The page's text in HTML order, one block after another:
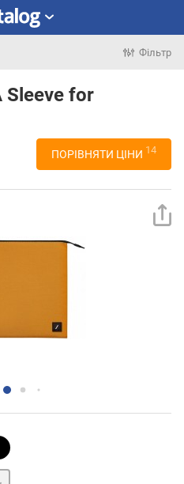
Фільтр
Sleeve for
ПОРІВНЯТИ ЦІНИ 14